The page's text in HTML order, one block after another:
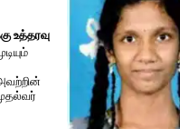
உத்தரவு